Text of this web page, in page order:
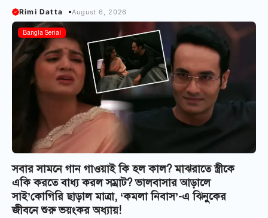
Rimi Datta August 6, 2026
Bangla Serial
সবার সামনে গান গাওয়াই কি হল কাল? মাঝরাতে স্ত্রীকে
একি করতে বাধ্য করল সম্রাট? ভালবাসার আড়ালে
সাই’কোগিরি ছাড়াল মাত্রা, ‘কমলা নিবাস’-এ ঝিনুকের
জীবনে শুরু ভয়ংকর অধ্যায়!